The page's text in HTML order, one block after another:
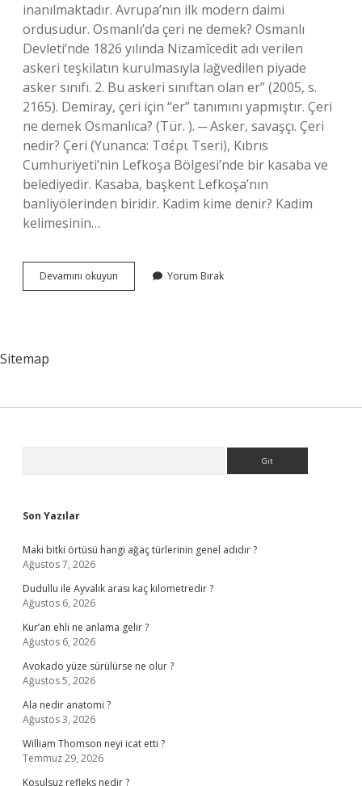
inanılmaktadır. Avrupa’nın ilk modern daimi
ordusudur. Osmanlı’da çeri ne demek? Osmanlı
Devleti’nde 1826 yılında Nizamîcedit adı verilen
askeri teşkilatın kurulmasıyla lağvedilen piyade
asker sınıfı. 2. Bu askeri sınıftan olan er” (2005, s.
2165). Demiray, çeri için “er” tanımını yapmıştır. Çeri
ne demek Osmanlıca? (Tür. ). ─ Asker, savaşçı. Çeri
nedir? Çeri (Yunanca: Tσέρι Tseri), Kıbrıs
Cumhuriyeti’nin Lefkoşa Bölgesi’nde bir kasaba ve
belediyedir. Kasaba, başkent Lefkoşa’nın
banliyölerinden biridir. Kadim kime denir? Kadim
kelimesinin…
Devamını okuyun
Çeri
Yorum Bırak
Sitemap
Son Yazılar
Maki bitki örtüsü hangi ağaç türlerinin genel adıdır ?
Ağustos 7, 2026
Dudullu ile Ayvalık arası kaç kilometredir ?
Ağustos 6, 2026
Kur’an ehli ne anlama gelir ?
Ağustos 6, 2026
Avokado yüze sürülürse ne olur ?
Ağustos 5, 2026
Ala nedir anatomi ?
Ağustos 3, 2026
William Thomson neyi icat etti ?
Temmuz 29, 2026
Koşulsuz refleks nedir ?